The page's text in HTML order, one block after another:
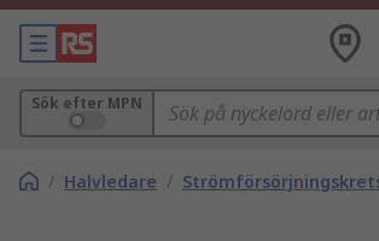
Sök efter MPN
/ Halvledare /